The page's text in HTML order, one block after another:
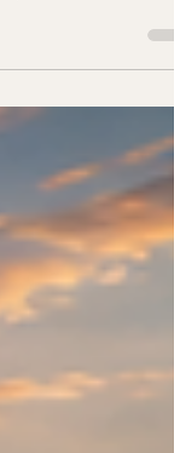
ce soit entre
pleinement de
fait un bon
réunit plusieurs
situation centrale et
et boissons d